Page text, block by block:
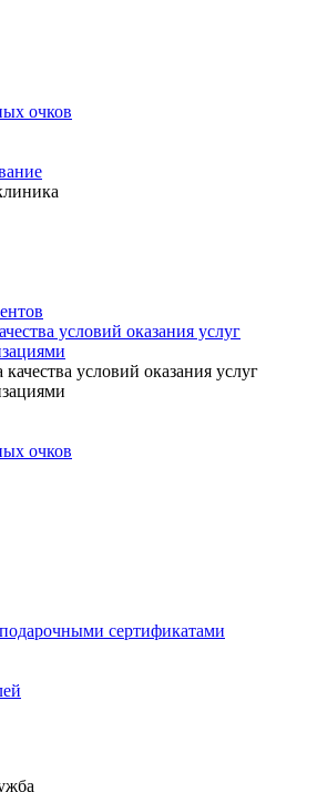
очков
условий оказания услуг
очков
сертификатами